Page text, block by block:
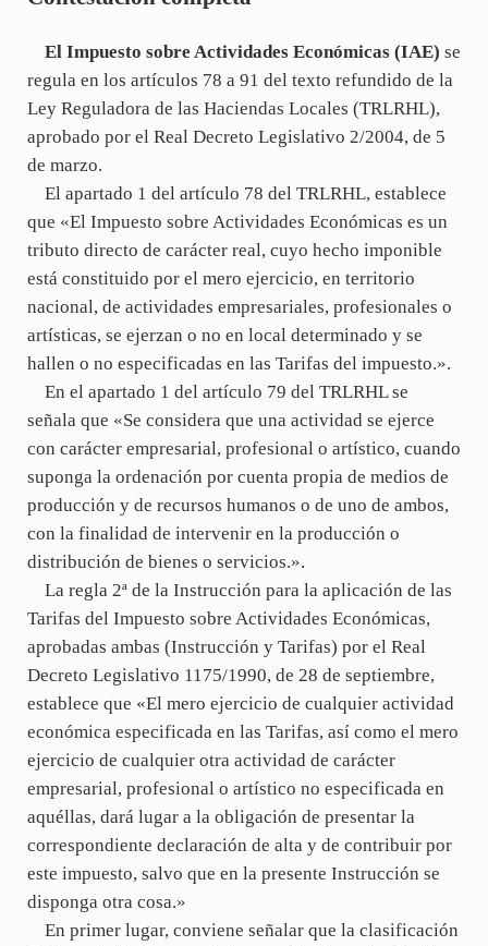
El Impuesto sobre Actividades Económicas (IAE) se
regula en los artículos 78 a 91 del texto refundido de la
Ley Reguladora de las Haciendas Locales (TRLRHL),
aprobado por el Real Decreto Legislativo 2/2004, de 5
de marzo.
El apartado 1 del artículo 78 del TRLRHL, establece
que «El Impuesto sobre Actividades Económicas es un
tributo directo de carácter real, cuyo hecho imponible
está constituido por el mero ejercicio, en territorio
nacional, de actividades empresariales, profesionales o
artísticas, se ejerzan o no en local determinado y se
hallen o no especificadas en las Tarifas del impuesto.».
En el apartado 1 del artículo 79 del TRLRHL se
señala que «Se considera que una actividad se ejerce
con carácter empresarial, profesional o artístico, cuando
suponga la ordenación por cuenta propia de medios de
producción y de recursos humanos o de uno de ambos,
con la finalidad de intervenir en la producción o
distribución de bienes o servicios.».
La regla 2ª de la Instrucción para la aplicación de las
Tarifas del Impuesto sobre Actividades Económicas,
aprobadas ambas (Instrucción y Tarifas) por el Real
Decreto Legislativo 1175/1990, de 28 de septiembre,
establece que «El mero ejercicio de cualquier actividad
económica especificada en las Tarifas, así como el mero
ejercicio de cualquier otra actividad de carácter
empresarial, profesional o artístico no especificada en
aquéllas, dará lugar a la obligación de presentar la
correspondiente declaración de alta y de contribuir por
este impuesto, salvo que en la presente Instrucción se
disponga otra cosa.»
En primer lugar, conviene señalar que la clasificación